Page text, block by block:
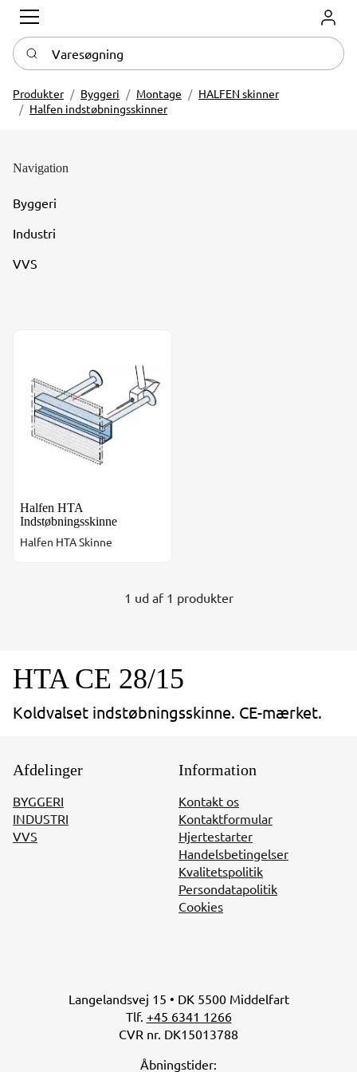
Log
Varesøgning
Produkter Byggeri Montage
HALFEN skinner
Halfen indstøbningsskinner
Navigation
Byggeri
Industri
VVS
Halfen HTA
Indstøbningsskinne
Halfen HTA Skinne
1 ud af 1 produkter
HTA CE 28/15
Koldvalset indstøbningsskinne. CE-mærket.
Afdelinger
BYGGERI
INDUSTRI
VVS
Information
Kontakt os
Kontaktformular
Hjertestarter
Handelsbetingelser
Kvalitetspolitik
Persondatapolitik
Cookies
Langelandsvej 15 • DK 5500 Middelfart
Tlf. +45 6341 1266
CVR nr. DK15013788
Åbningstider: